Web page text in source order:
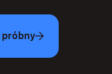
próbny